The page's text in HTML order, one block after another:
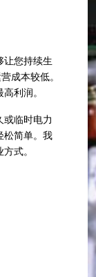
让您持续生
成本较低。
利润。
临时电力
松简单。我
式。